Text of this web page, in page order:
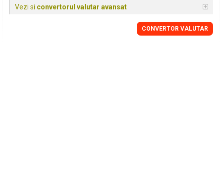
Vezi si convertorul valutar avansat
CONVERTOR VALUTAR